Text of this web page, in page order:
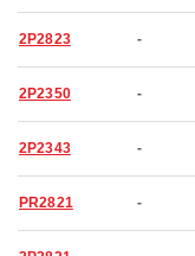
2P2823 -
2P2350 -
2P2343 -
PR2821 -